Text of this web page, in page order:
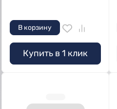
В корзину
Купить в 1 клик